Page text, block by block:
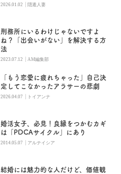
2026.01.02 |隠遁人妻
刑務所にいるわけじゃないですよ
ね？「出会いがない」を解決する方
法
2023.07.12 |AM編集部
「もう恋愛に疲れちゃった」自己決
定してこなかったアラサーの悲劇
2026.04.07 | トイアンナ
婚活女子、必見！良縁をつかむカギ
は「PDCAサイクル」にあり
2014.05.07 | アルテイシア
結婚には魅力的な人だけど、価値観